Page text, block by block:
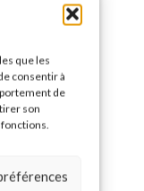
que les
consentir à
de
son